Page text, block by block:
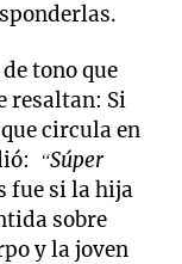
tono que
resaltan: Si
circula en
“Súper
fue si la hija
sobre
y la joven